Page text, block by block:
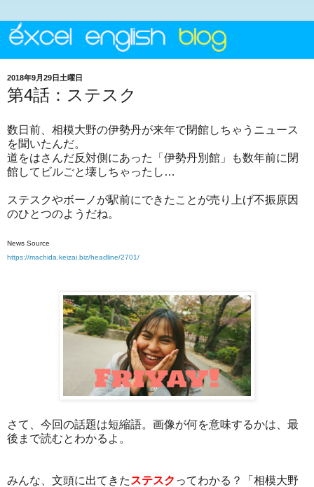
2018年9月29日土曜日
第4話：ステスク
数日前、相模大野の伊勢丹が来年で閉館しちゃうニュース
を聞いたんだ。
道をはさんだ反対側にあった「伊勢丹別館」も数年前に閉
館してビルごと壊しちゃったし…
ステスクやボーノが駅前にできたことが売り上げ不振原因
のひとつのようだね。
News Source
https://machida.keizai.biz/headline/2701/
さて、今回の話題は短縮語。画像が何を意味するかは、最
後まで読むとわかるよ。
みんな、文頭に出てきた ステスク ってわかる？「相模大野